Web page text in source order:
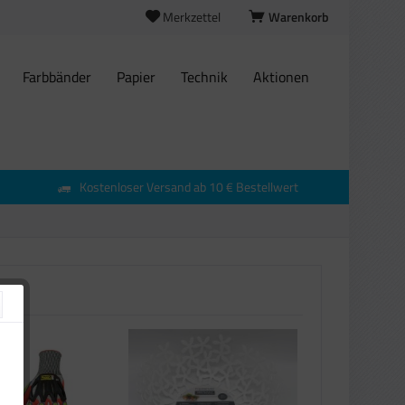
Warenkorb
Merkzettel
Farbbänder Papier Technik Aktionen
Kostenloser Versand ab 10 € Bestellwert